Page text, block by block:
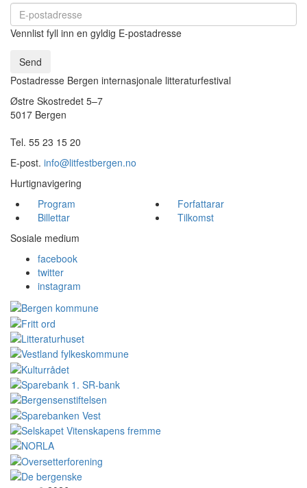
Vennlist fyll inn en gyldig E-postadresse
Send
Postadresse Bergen internasjonale litteraturfestival
Østre Skostredet 5–7
5017 Bergen
Tel. 55 23 15 20
E-post. info@litfestbergen.no
Hurtignavigering
Program
Forfattarar
Billettar
Tilkomst
Sosiale medium
facebook
twitter
instagram